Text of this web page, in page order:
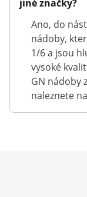
jiné značky?
Ano, do
nádoby,
1/6 a jsou
vysoké
GN nádoby
naleznete